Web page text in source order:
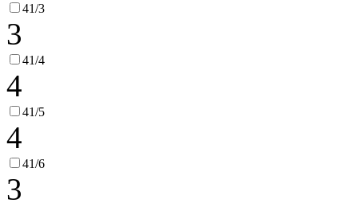
41/3
3
41/4
4
41/5
4
41/6
3